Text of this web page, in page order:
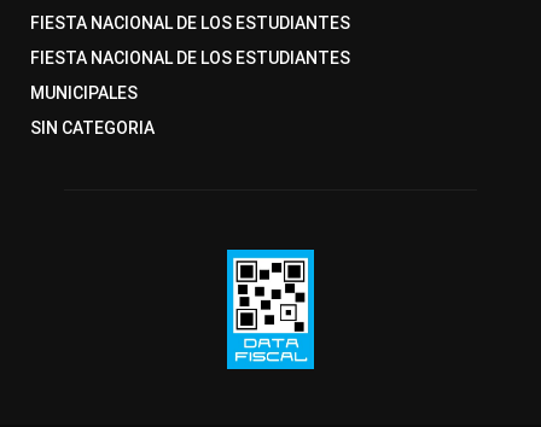
FIESTA NACIONAL DE LOS ESTUDIANTES
FIESTA NACIONAL DE LOS ESTUDIANTES
MUNICIPALES
SIN CATEGORIA